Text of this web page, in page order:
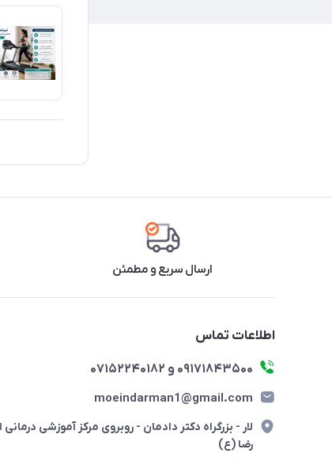
ارسال سریع و مطمئن
اطلاعات تماس
09171843500 و 07152240182
moeindarman1@gmail.com
لار - بزرگراه دکتر دادمان - روبروی مرکز آموزشی درمانی
رضا (ع)